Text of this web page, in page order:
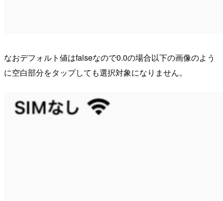
なおデフォルト値はfalseなので0.0の場合以下の画像のよう
に空白部分をタップしても選択対象になりません。